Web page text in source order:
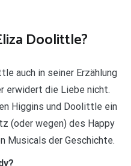
Doolittle?
auch in seiner Erzählung
erwidert die Liebe nicht.
Higgins und Doolittle ein
(oder wegen) des Happy
Musicals der Geschichte.